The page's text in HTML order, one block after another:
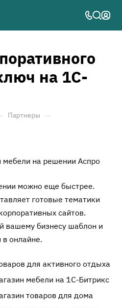
на 1С-
Партнеры —
можно еще быстрее.
готовые тематики
сайтов.
вашему бизнесу шаблон и
онлайне.
для активного отдыха
мебели на 1С-Битрикс
товаров для дома